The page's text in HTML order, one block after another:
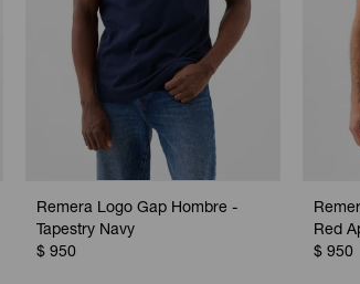
Remera Logo Gap Hombre -
Tapestry Navy
$ 950
Red
$ 950